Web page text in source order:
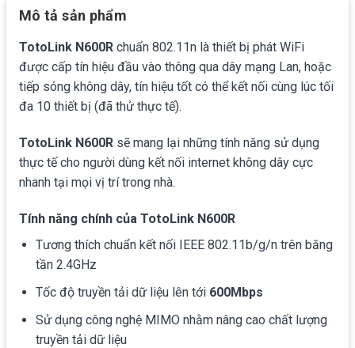
Mô tả sản phẩm
TotoLink N600R chuẩn 802.11n là thiết bị phát WiFi
được cấp tín hiệu đầu vào thông qua dây mạng Lan, hoặc
tiếp sóng không dây, tín hiệu tốt có thể kết nối cùng lúc tối
đa 10 thiết bị (đã thử thực tế).
TotoLink N600R sẽ mang lại những tính năng sử dụng
thực tế cho người dùng kết nối internet không dây cực
nhanh tại mọi vị trí trong nhà.
Tính năng chính của TotoLink N600R
Tương thích chuẩn kết nối IEEE 802.11b/g/n trên băng
tần 2.4GHz
Tốc độ truyền tải dữ liệu lên tới 600Mbps
Sử dụng công nghệ MIMO nhằm nâng cao chất lượng
truyền tải dữ liệu